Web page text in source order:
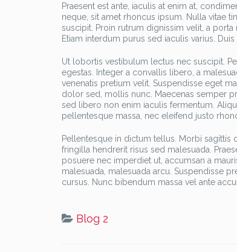
Praesent est ante, iaculis at enim at,
neque, sit amet rhoncus ipsum. Nulla vitae
suscipit. Proin rutrum dignissim velit, a
Etiam interdum purus sed iaculis varius.
Ut lobortis vestibulum lectus nec suscipit.
egestas. Integer a convallis libero, a
venenatis pretium velit. Suspendisse eget
dolor sed, mollis nunc. Maecenas semper
sed libero non enim iaculis fermentum.
pellentesque massa, nec eleifend justo
Pellentesque in dictum tellus. Morbi sagittis
fringilla hendrerit risus sed malesuada.
posuere nec imperdiet ut, accumsan a
malesuada, malesuada arcu. Suspendisse
cursus. Nunc bibendum massa vel ante
Blog 2